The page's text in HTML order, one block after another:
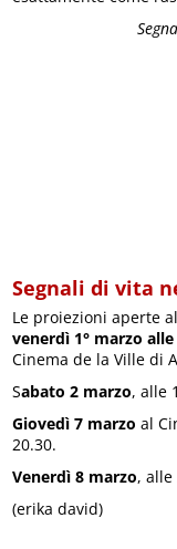
Segnali di vita
Le proiezioni aperte
venerdì 1° marzo
Cinema de la Ville di
Sabato 2 marzo, alle
Giovedì 7 marzo al
20.30.
Venerdì 8 marzo, alle
(erika david)